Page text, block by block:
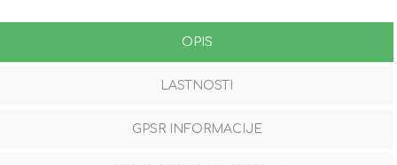
OPIS
LASTNOSTI
GPSR INFORMACIJE